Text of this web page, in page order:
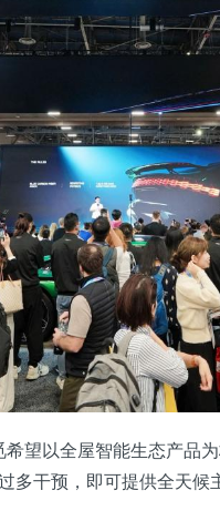
望以全屋智能生态产品
多干预，即可提供全天